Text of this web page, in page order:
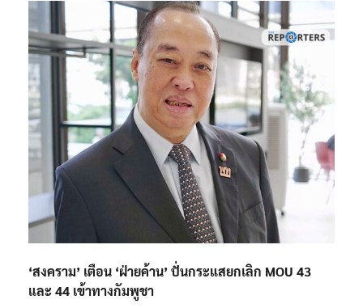
‘สงคราม’ เตือน ‘ฝ่ายค้าน’ ปั่นกระแสยกเลิก MOU 43
และ 44 เข้าทางกัมพูชา